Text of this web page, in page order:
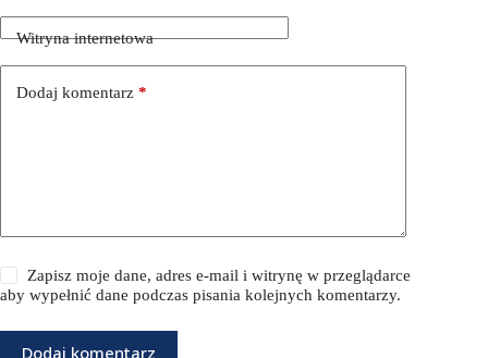
Witryna internetowa
Dodaj komentarz *
Zapisz moje dane, adres e-mail i witrynę w przeglądarce
aby wypełnić dane podczas pisania kolejnych komentarzy.
Dodaj komentarz